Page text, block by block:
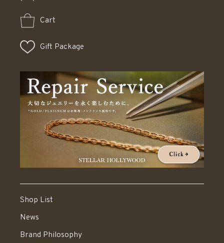
Cart
Gift Package
Shop List
News
Brand Philosophy